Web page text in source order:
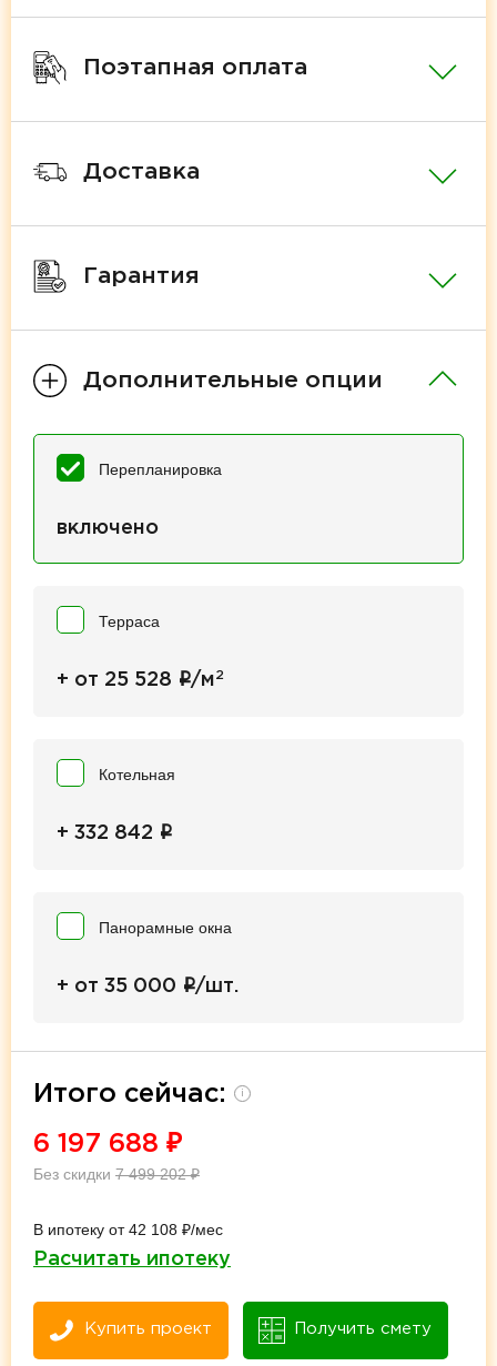
Поэтапная оплата
Доставка
Гарантия
Дополнительные опции
Перепланировка
включено
Терраса
+ от 25 528 i/м2
Котельная
+ 332 842 i
Панорамные окна
+ от 35 000 i/шт.
Итого сейчас: i
6 197 688 ₽
Без скидки 7 499 202₽
В ипотеку от 42 108 ₽/мес
Расчитать ипотеку
Купить проект Получить смету